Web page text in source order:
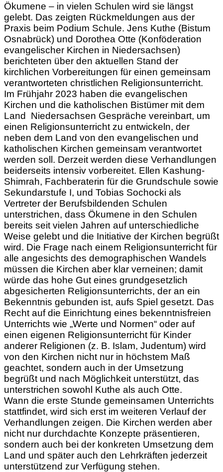
Ökumene – in vielen Schulen wird sie längst
gelebt. Das zeigten Rückmeldungen aus der
Praxis beim Podium Schule. Jens Kuthe (Bistum
Osnabrück) und Dorothea Otte (Konföderation
evangelischer Kirchen in Niedersachsen)
berichteten über den aktuellen Stand der
kirchlichen Vorbereitungen für einen gemeinsam
verantworteten christlichen Religionsunterricht.
Im Frühjahr 2023 haben die evangelischen
Kirchen und die katholischen Bistümer mit dem
Land Niedersachsen Gespräche vereinbart, um
einen Religionsunterricht zu entwickeln, der
neben dem Land von den evangelischen und
katholischen Kirchen gemeinsam verantwortet
werden soll. Derzeit werden diese Verhandlungen
beiderseits intensiv vorbereitet. Ellen Kashung-
Shimrah, Fachberaterin für die Grundschule sowie
Sekundarstufe I, und Tobias Sochocki als
Vertreter der Berufsbildenden Schulen
unterstrichen, dass Ökumene in den Schulen
bereits seit vielen Jahren auf unterschiedliche
Weise gelebt und die Initiative der Kirchen begrüßt
wird. Die Frage nach einem Religionsunterricht für
alle angesichts des demographischen Wandels
müssen die Kirchen aber klar verneinen; damit
würde das hohe Gut eines grundgesetzlich
abgesicherten Religionsunterrichts, der an ein
Bekenntnis gebunden ist, aufs Spiel gesetzt. Das
Recht auf die Einrichtung eines bekenntnisfreien
Unterrichts wie „Werte und Normen“ oder auf
einen eigenen Religionsunterricht für Kinder
anderer Religionen (z. B. Islam, Judentum) wird
von den Kirchen nicht nur in höchstem Maß
geachtet, sondern auch in der Umsetzung
begrüßt und nach Möglichkeit unterstützt, das
unterstrichen sowohl Kuthe als auch Otte.
Wann die erste Stunde gemeinsamen Unterrichts
stattfindet, wird sich erst im weiteren Verlauf der
Verhandlungen zeigen. Die Kirchen werden aber
nicht nur durchdachte Konzepte präsentieren,
sondern auch bei der konkreten Umsetzung dem
Land und später auch den Lehrkräften jederzeit
unterstützend zur Verfügung stehen.